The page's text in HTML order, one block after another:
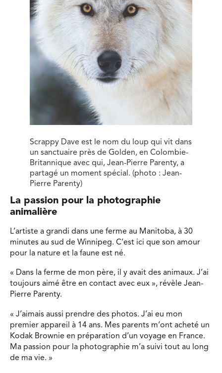
Scrappy Dave est le nom du loup qui vit dans
un sanctuaire près de Golden, en Colombie-
Britannique avec qui, Jean-Pierre Parenty, a
partagé un moment spécial. (photo : Jean-
Pierre Parenty)
La passion pour la photographie
animalière
L’artiste a grandi dans une ferme au Manitoba, à 30
minutes au sud de Winnipeg. C’est ici que son amour
pour la nature et la faune est né.
« Dans la ferme de mon père, il y avait des animaux. J’ai
toujours aimé être en contact avec eux », révèle Jean-
Pierre Parenty.
« J’aimais aussi prendre des photos. J’ai eu mon
premier appareil à 14 ans. Mes parents m’ont acheté un
Kodak Brownie en préparation d’un voyage en France.
Ma passion pour la photographie m’a suivi tout au long
de ma vie. »